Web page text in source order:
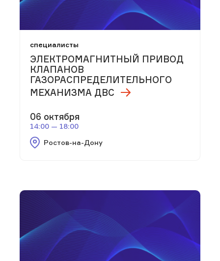
специалисты
ЭЛЕКТРОМАГНИТНЫЙ ПРИВОД
КЛАПАНОВ
ГАЗОРАСПРЕДЕЛИТЕЛЬНОГО
МЕХАНИЗМА ДВС
06 октября
14:00 — 18:00
Ростов-на-Дону